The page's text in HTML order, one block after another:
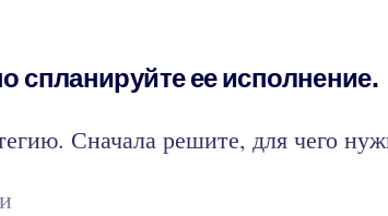
спланируйте ее исполнение.
Сначала решите, для чего